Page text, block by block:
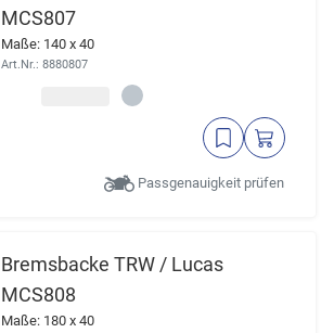
MCS807
Maße: 140 x 40
Art.Nr.: 8880807
Passgenauigkeit prüfen
Bremsbacke TRW / Lucas
MCS808
Maße: 180 x 40